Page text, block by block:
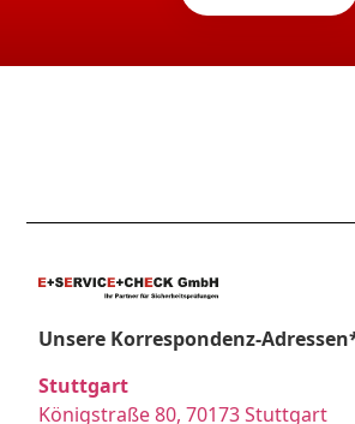
Unsere Korrespondenz-
Stuttgart
Königstraße 80, 70173 Stuttgart